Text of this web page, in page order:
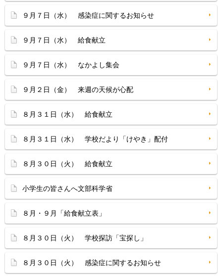
９月７日（水） 感染症に関するお知らせ
９月７日（水） 給食献立
９月７日（水） なかよし集会
９月２日（金） 来週の天候が心配
８月３１日（水） 給食献立
８月３１日（水） 学校だより「けやき」配付
８月３０日（火） 給食献立
小学生の皆さんへ文部科学省
８月・９月「給食献立表」
８月３０日（火） 学校探訪「宝探し」
８月３０日（火） 感染症に関するお知らせ